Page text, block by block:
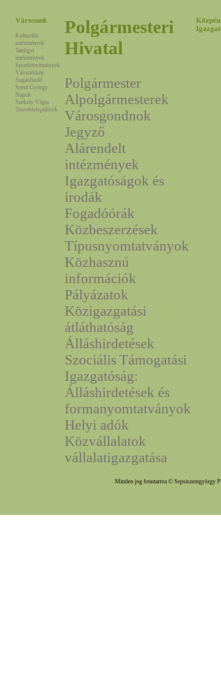
Városunk
Kulturális
intézmények
Tanügyi
intézmények
Sportlétesítmények
Várostérkép
Sugásfürdő
Szent György
Napok
Székely Vágta
Testvértelepülések
Polgármesteri
Hivatal
Polgármester
Alpolgármesterek
Városgondnok
Jegyző
Alárendelt
intézmények
Igazgatóságok és
irodák
Fogadóórák
Közbeszerzések
Típusnyomtatványok
Közhasznú
információk
Pályázatok
Közigazgatási
átláthatóság
Álláshirdetések
Szociális Támogatási
Igazgatóság:
Álláshirdetések és
formanyomtatványok
Helyi adók
Közvállalatok
vállalatigazgatása
Minden jog fenntartva © Sepsiszentgyörgy